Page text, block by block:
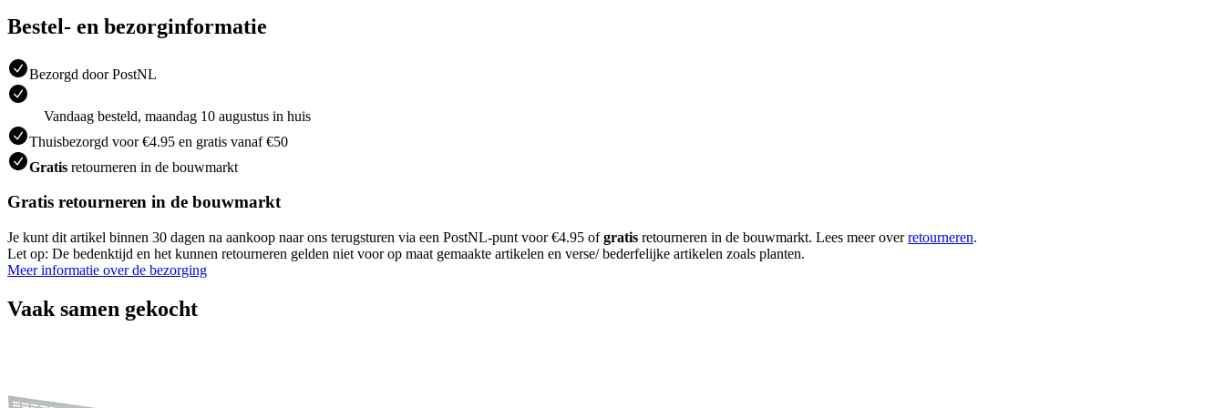
Bestel- en bezorginformatie
Bezorgd door PostNL
Vandaag besteld, maandag 10 augustus in huis
Thuisbezorgd voor €4.95 en gratis vanaf €50
Gratis retourneren in de bouwmarkt
Gratis retourneren in de bouwmarkt
Je kunt dit artikel binnen 30 dagen na aankoop naar ons terugsturen via een PostNL-punt voor €4.95 ofgratis retourneren in de bouwmarkt. Lees meer overretourneren.
Let op: De bedenktijd en het kunnen retourneren gelden niet voor op maat gemaakte artikelen en verse/ bederfelijke artikelen zoals planten.
Meer informatie over de bezorging
Vaak samen gekocht